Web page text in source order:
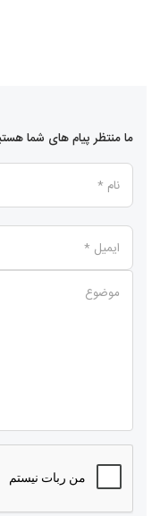
ما منتظر پیام های شما
نام *
ایمیل *
موضوع